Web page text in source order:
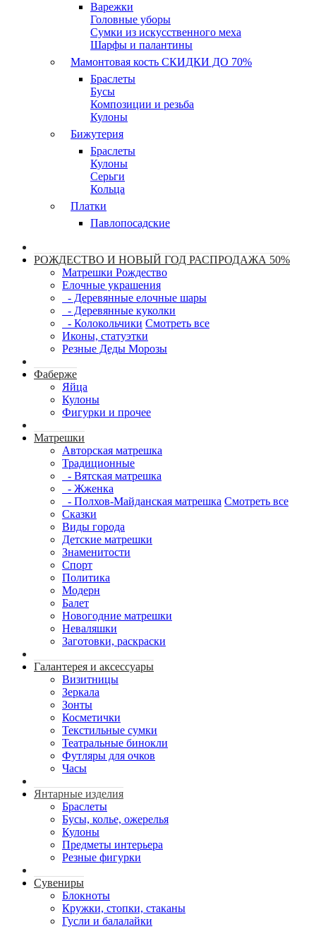
Варежки
Головные уборы
Сумки из искусственного меха
Шарфы и палантины
Мамонтовая кость СКИДКИ ДО 70%
Браслеты
Бусы
Композиции и резьба
Кулоны
Бижутерия
Браслеты
Кулоны
Серьги
Кольца
Платки
Павлопосадские
РОЖДЕСТВО И НОВЫЙ ГОД РАСПРОДАЖА 50%
Матрешки Рождество
Елочные украшения
- Деревянные елочные шары
- Деревянные куколки
- Колокольчики Смотреть все
Иконы, статуэтки
Резные Деды Морозы
Фаберже
Яйца
Кулоны
Фигурки и прочее
Матрешки
Авторская матрешка
Традиционные
- Вятская матрешка
- Жженка
- Полхов-Майданская матрешка Смотреть все
Сказки
Виды города
Детские матрешки
Знаменитости
Спорт
Политика
Модерн
Балет
Новогодние матрешки
Неваляшки
Заготовки, раскраски
Галантерея и аксессуары
Визитницы
Зеркала
Зонты
Косметички
Текстильные сумки
Театральные бинокли
Футляры для очков
Часы
Янтарные изделия
Браслеты
Бусы, колье, ожерелья
Кулоны
Предметы интерьера
Резные фигурки
Сувениры
Блокноты
Кружки, стопки, стаканы
Гусли и балалайки